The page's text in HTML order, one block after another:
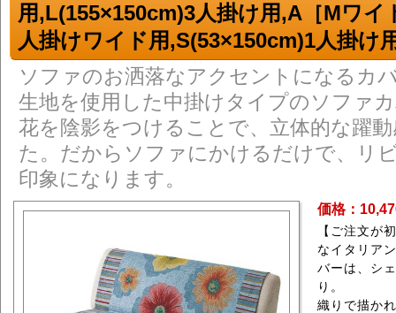
用,L(155×150cm)3人掛け用,A［Mワイ
人掛けワイド用,S(53×150cm)1人掛け
ソファのお洒落なアクセントになるカ
生地を使用した中掛けタイプのソファ
花を陰影をつけることで、立体的な躍
た。だからソファにかけるだけで、リ
印象になります。
価格：
【ご注文が
なイタリア
バーは、シ
り。
織りで描か